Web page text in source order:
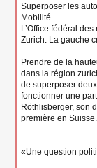
Superposer les
Mobilité
L’Office fédéral
Zurich. La gauche
Prendre de la
dans la région
de superposer
fonctionner une
Röthlisberger, son
première en Suisse.
«Une question